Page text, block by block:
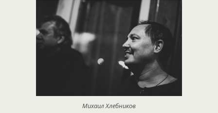
Михаил Хлебников